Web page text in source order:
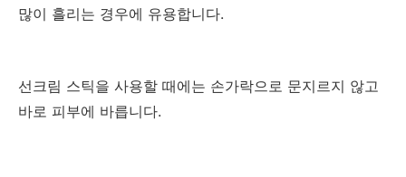
많이 흘리는 경우에 유용합니다.
선크림 스틱을 사용할 때에는 손가락으로 문지르지 않고
바로 피부에 바릅니다.